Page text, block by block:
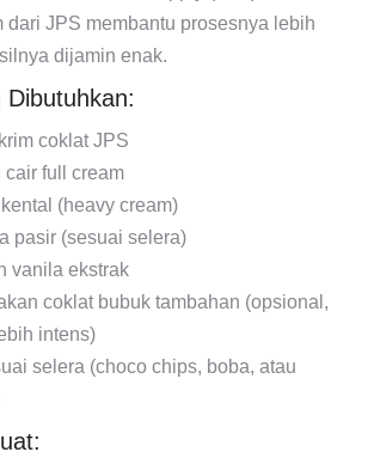
dari JPS membantu prosesnya lebih
dijamin enak.
Dibutuhkan:
coklat JPS
cair full cream
(heavy cream)
pasir (sesuai selera)
vanila ekstrak
coklat bubuk tambahan (opsional,
intens)
selera (choco chips, boba, atau